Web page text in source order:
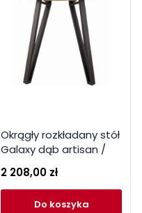
Okrągły rozkładany stół
Galaxy dąb artisan /
2 208,00 zł
do koszyka